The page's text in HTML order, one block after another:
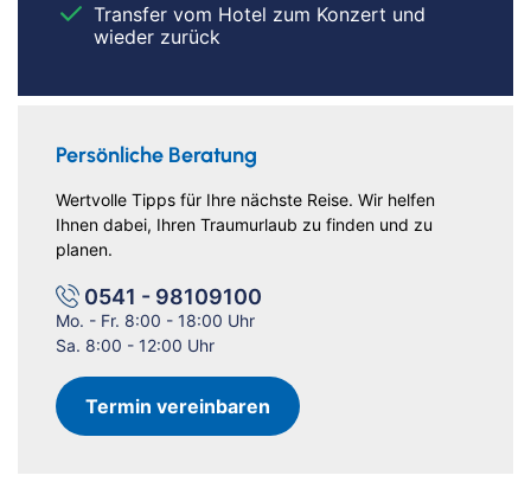
Transfer vom Hotel zum Konzert und
wieder zurück
Persönliche Beratung
Wertvolle Tipps für Ihre nächste Reise. Wir helfen
Ihnen dabei, Ihren Traumurlaub zu finden und zu
planen.
0541 - 98109100
Mo. - Fr. 8:00 - 18:00 Uhr
Sa. 8:00 - 12:00 Uhr
Termin vereinbaren